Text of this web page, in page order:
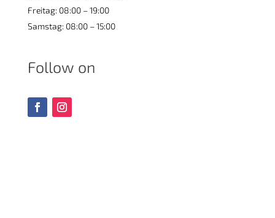
Freitag: 08:00 – 19:00
Samstag: 08:00 – 15:00
Follow on